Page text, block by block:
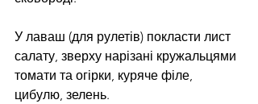
У лаваш (для рулетів) покласти лист
салату, зверху нарізані кружальцями
томати та огірки, куряче філе,
цибулю, зелень.